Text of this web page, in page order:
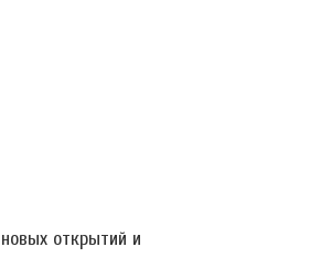
открытий и